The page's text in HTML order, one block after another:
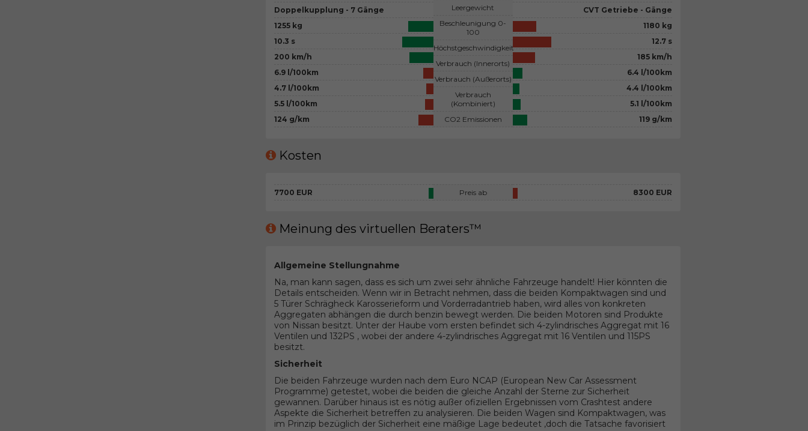
Doppelkupplung - 7 Gänge
1255 kg
10.3 s
200 km/h
6.9 l/100km
4.7 l/100km
5.5 l/100km
124 g/km
Leergewicht
Beschleunigung 0-
100
Höchstgeschwindigkeit
Verbrauch (Innerorts)
Verbrauch (Außerorts)
Verbrauch
(Kombiniert)
CO2 Emissionen
CVT Getriebe - Gänge
1180 kg
12.7 s
185 km/h
6.4 l/100km
4.4 l/100km
5.1 l/100km
119 g/km
Kosten
7700 EUR Preis ab 8300 EUR
Meinung des virtuellen Beraters™
Allgemeine Stellungnahme
Na, man kann sagen, dass es sich um zwei sehr ähnliche Fahrzeuge handelt! Hier könnten die
Details entscheiden. Wenn wir in Betracht nehmen, dass die beiden Kompaktwagen sind und
5 Türer Schrägheck Karosserieform und Vorderradantrieb haben, wird alles von konkreten
Aggregaten abhängen die durch benzin bewegt werden. Die beiden Motoren sind Produkte
von Nissan besitzt. Unter der Haube vom ersten befindet sich 4-zylindrisches Aggregat mit 16
Ventilen und 132PS , wobei der andere 4-zylindrisches Aggregat mit 16 Ventilen und 115PS
besitzt.
Sicherheit
Die beiden Fahrzeuge wurden nach dem Euro NCAP (European New Car Assessment
Programme) getestet, wobei die beiden die gleiche Anzahl der Sterne zur Sicherheit
gewannen. Darüber hinaus ist es nötig außer ofiziellen Ergebnissen vom Crashtest andere
Aspekte die Sicherheit betreffen zu analysieren. Die beiden Wagen sind Kompaktwagen, was
im Prinzip bezüglich der Sicherheit eine mäßige Lage bedeutet ,doch die Tatsache favorisiert